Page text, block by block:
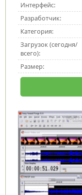
Интерфейс:
Разработчик:
Категория:
Загрузок (сегодня/
всего):
Размер: